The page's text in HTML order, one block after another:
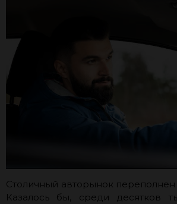
Столичный авторынок
Казалось бы, среди десятков